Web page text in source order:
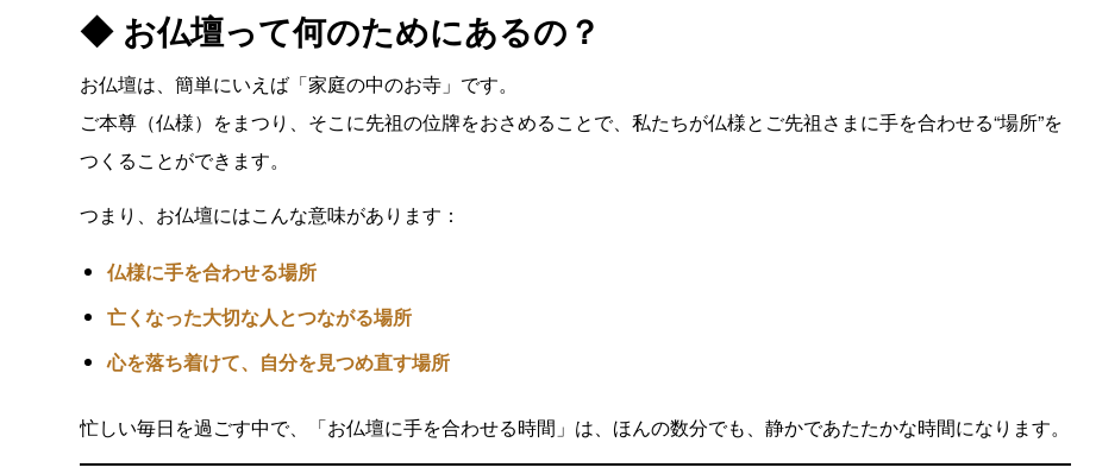
◆ お仏壇って何のためにあるの？
お仏壇は、簡単にいえば「家庭の中のお寺」です。
ご本尊（仏様）をまつり、そこに先祖の位牌をおさめることで、私たちが仏様とご先祖さまに手を合わせる“場所”を
つくることができます。
つまり、お仏壇にはこんな意味があります：
仏様に手を合わせる場所
亡くなった大切な人とつながる場所
心を落ち着けて、自分を見つめ直す場所
忙しい毎日を過ごす中で、「お仏壇に手を合わせる時間」は、ほんの数分でも、静かであたたかな時間になります。